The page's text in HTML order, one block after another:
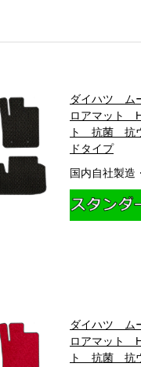
ダイハツ ム
ロアマット
ト 抗菌 抗
ドタイプ
国内自社製造
ダイハツ ム
ロアマット
ト 抗菌 抗